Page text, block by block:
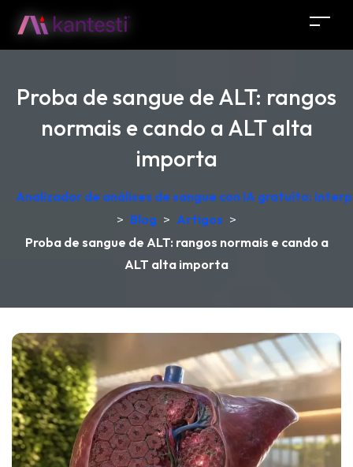
Proba de sangue de ALT: rangos
normais e cando a ALT alta
importa
Analizador de análises de sangue con IA gratuíto:
> Blog > Artigos >
Proba de sangue de ALT: rangos normais e cando a
ALT alta importa